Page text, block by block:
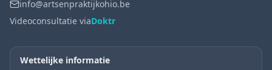
info@artsenpraktijkohio.be
Videoconsultatie viaDoktr
Wettelijke informatie